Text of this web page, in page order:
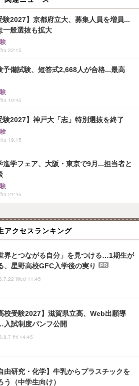
験2027】京都府立大、募集人員を増員...
一般選抜も拡大
22:15
予備試験、短答式2,668人が合格...最高
19:45
験2027】神戸大「志」特別選抜を終了
19:15
進学フェア、大阪・東京で9月...担当者と
21:45
アクセスランキング
界とつながる自分」を見つける…1期生が
、星野高校GFC入学後の実り
PR
Wed 11:45
校受験2027】滋賀県立高、Web出願導
入試制度パンフ公開
Fri 14:45
由研究・化学】牛乳からプラスチックを
う（中学生向け）